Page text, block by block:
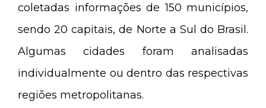
coletadas informações de 150 municípios,
sendo 20 capitais, de Norte a Sul do Brasil.
Algumas cidades foram analisadas
individualmente ou dentro das respectivas
regiões metropolitanas.